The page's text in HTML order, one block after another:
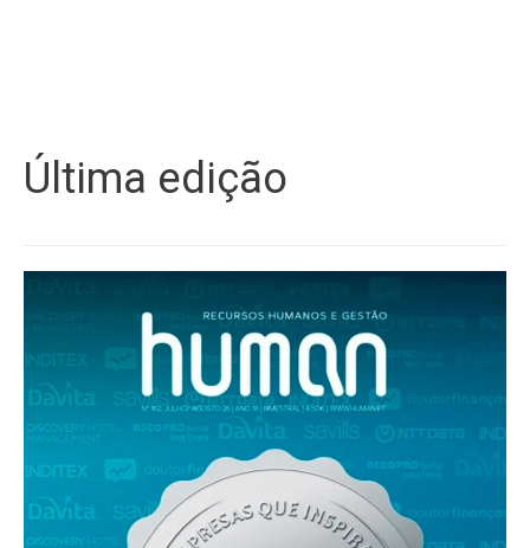
Última edição